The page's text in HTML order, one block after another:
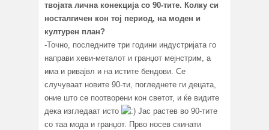
твојата лична конекција со 90-тите. Колку си
носталгичен кон тој период, на моден и
културен план?
-Точно, последните три години индустријата го
направи хеви-металот и гранџот мејнстрим, а
има и ривајвл и на истите бендови. Се
случуваат новите 90-ти, погледнете ги децата,
оние што се поотворени кон светот, и ќе видите
дека изгледаат исто
Јас растев во 90-тите
со таа мода и гранџот. Прво носев скинати